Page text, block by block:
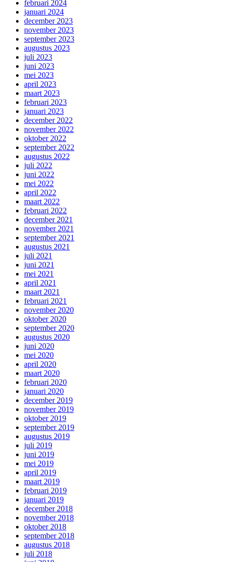
februari 2024
januari 2024
december 2023
november 2023
september 2023
augustus 2023
juli 2023
juni 2023
mei 2023
april 2023
maart 2023
februari 2023
januari 2023
december 2022
november 2022
oktober 2022
september 2022
augustus 2022
juli 2022
juni 2022
mei 2022
april 2022
maart 2022
februari 2022
december 2021
november 2021
september 2021
augustus 2021
juli 2021
juni 2021
mei 2021
april 2021
maart 2021
februari 2021
november 2020
oktober 2020
september 2020
augustus 2020
juni 2020
mei 2020
april 2020
maart 2020
februari 2020
januari 2020
december 2019
november 2019
oktober 2019
september 2019
augustus 2019
juli 2019
juni 2019
mei 2019
april 2019
maart 2019
februari 2019
januari 2019
december 2018
november 2018
oktober 2018
september 2018
augustus 2018
juli 2018